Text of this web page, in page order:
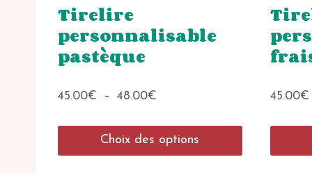
Tirelire
personnalisable
pastèque
45.00€ – 48.00€
prix :
45.00€
à
Choix des options
45.00€